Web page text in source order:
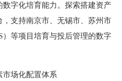
字化培育能力。探索搭建资产
支持南京市、无锡市、苏州市
等项目培育与投后管理的数字
场化配置体系